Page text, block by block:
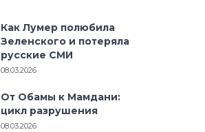
Как Лумер полюбила
Зеленского и потеряла
русские СМИ
08.03.2026
От Обамы к Мамдани:
цикл разрушения
08.03.2026